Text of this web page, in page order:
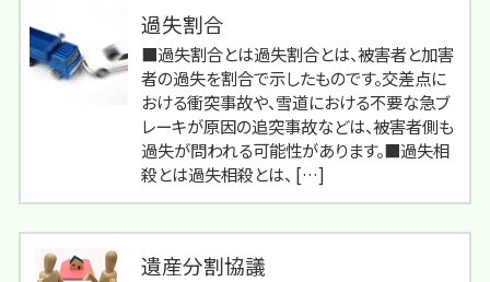
過失割合
■過失割合とは過失割合とは、被害者と加害
者の過失を割合で示したものです。交差点に
おける衝突事故や、雪道における不要な急ブ
レーキが原因の追突事故などは、被害者側も
過失が問われる可能性があります。■過失相
殺とは過失相殺とは、 […]
遺産分割協議